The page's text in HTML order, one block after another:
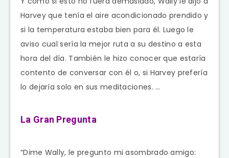
Harvey que tenía el aire acondicionado prendido y
si la temperatura estaba bien para él. Luego le
aviso cual sería la mejor ruta a su destino a esta
hora del día. También le hizo conocer que estaría
contento de conversar con él o, si Harvey prefería
lo dejaría solo en sus meditaciones. …
La Gran Pregunta
“Dime Wally, le pregunto mi asombrado amigo: